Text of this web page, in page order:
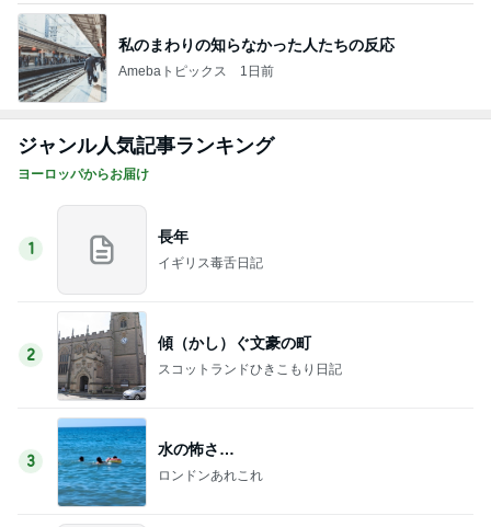
私のまわりの知らなかった人たちの反応
Amebaトピックス 1日前
ジャンル人気記事ランキング
ヨーロッパからお届け
1
長年
イギリス毒舌日記
2
傾（かし）ぐ文豪の町
スコットランドひきこもり日記
3
水の怖さ…
ロンドンあれこれ